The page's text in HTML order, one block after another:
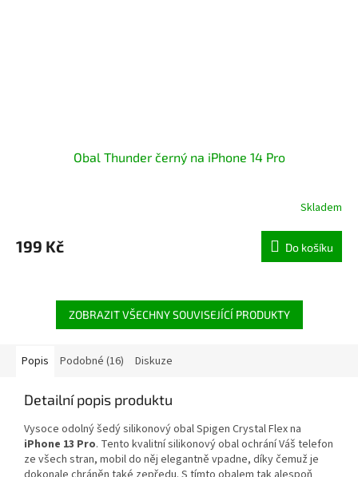
Obal Thunder černý na iPhone 14 Pro
Skladem
199 Kč Do košíku
ZOBRAZIT VŠECHNY SOUVISEJÍCÍ PRODUKTY
Popis Podobné (16) Diskuze
Detailní popis produktu
Vysoce odolný šedý silikonový obal Spigen Crystal Flex na
iPhone 13 Pro. Tento kvalitní silikonový obal ochrání Váš telefon
ze všech stran, mobil do něj elegantně vpadne, díky čemuž je